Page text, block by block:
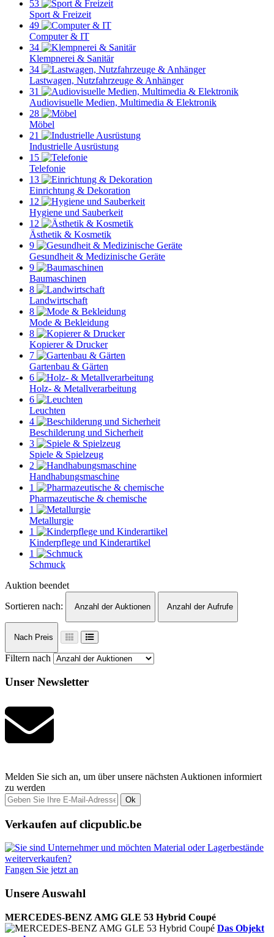
53
Sport & Freizeit
49
Computer & IT
34
Klempnerei & Sanitär
34
Lastwagen, Nutzfahrzeuge & Anhänger
31
Audiovisuelle Medien, Multimedia & Elektronik
28
Möbel
21
Industrielle Ausrüstung
15
Telefonie
13
Einrichtung & Dekoration
12
Hygiene und Sauberkeit
12
Ästhetik & Kosmetik
9
Gesundheit & Medizinische Geräte
9
Baumaschinen
8
Landwirtschaft
8
Mode & Bekleidung
8
Kopierer & Drucker
7
Gartenbau & Gärten
6
Holz- & Metallverarbeitung
6
Leuchten
4
Beschilderung und Sicherheit
3
Spiele & Spielzeug
2
Handhabungsmaschine
1
Pharmazeutische & chemische
1
Metallurgie
1
Kinderpflege und Kinderartikel
1
Schmuck
Auktion beendet
Sortieren nach:
Anzahl der Auktionen Anzahl der Aufrufe
Nach Preis
Filtern nach
Unser Newsletter
Melden Sie sich an, um über unsere nächsten Auktionen informiert
zu werden
Ok
Verkaufen auf clicpublic.be
Fangen Sie jetzt an
Unsere Auswahl
MERCEDES-BENZ AMG GLE 53 Hybrid Coupé
Das Objekt